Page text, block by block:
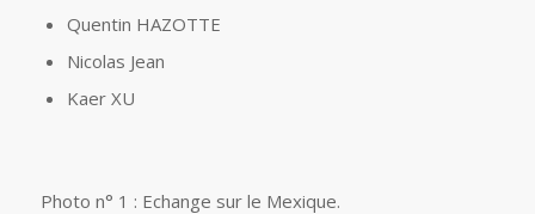
Quentin HAZOTTE
Nicolas Jean
Kaer XU
Photo n° 1 : Echange sur le Mexique.